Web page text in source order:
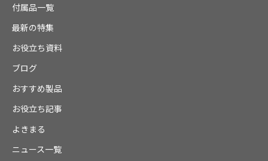
付属品一覧
最新の特集
お役立ち資料
ブログ
おすすめ製品
お役立ち記事
よきまる
ニュース一覧